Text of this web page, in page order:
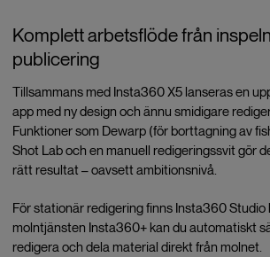
Komplett arbetsflöde från
publicering
Tillsammans med Insta360 X5 lanseras en
app med ny design och ännu smidigare
Funktioner som Dewarp (för borttagning av
Shot Lab och en manuell redigeringssvit gör
rätt resultat – oavsett ambitionsnivå.
För stationär redigering finns Insta360
molntjänsten Insta360+ kan du automatiskt
redigera och dela material direkt från molnet.